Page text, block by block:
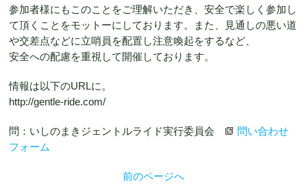
参加者様にもこのことをご理解いただき、安全で楽しく参加し
て頂くことをモットーにしております。また、見通しの悪い道
や交差点などに立哨員を配置し注意喚起をするなど、
安全への配慮を重視して開催しております。
情報は以下のURLに。
http://gentle-ride.com/
問： いしのまきジェントルライド実行委員会
問い合わせ
フォーム
前のページへ